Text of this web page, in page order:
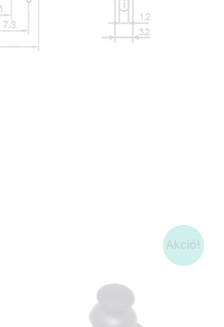
Akció!